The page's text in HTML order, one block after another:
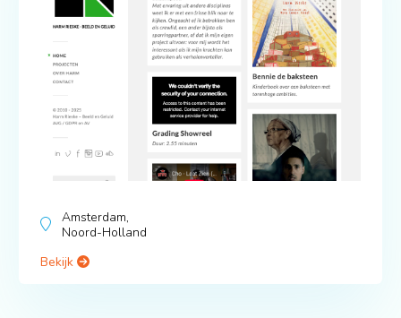
Amsterdam,
Noord-Holland
Bekijk